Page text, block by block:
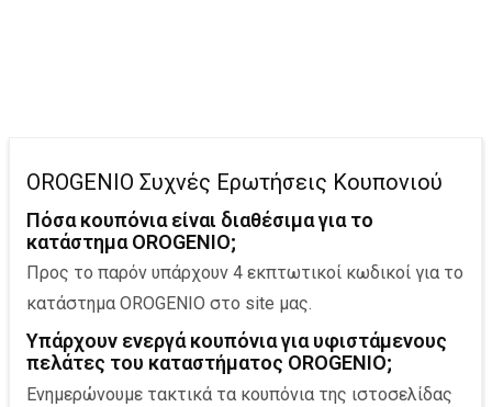
OROGENIO Συχνές Ερωτήσεις Κουπονιού
Πόσα κουπόνια είναι διαθέσιμα για το
κατάστημα OROGENIO;
Προς το παρόν υπάρχουν 4 εκπτωτικοί κωδικοί για το
κατάστημα OROGENIO στο site μας.
Υπάρχουν ενεργά κουπόνια για υφιστάμενoυς
πελάτες του καταστήματος OROGENIO;
Ενημερώνουμε τακτικά τα κουπόνια της ιστοσελίδας